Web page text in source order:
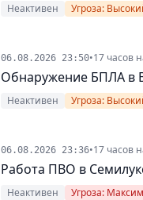
Неактивен Угроза:
06.08.2026 23:50•17 часов
Обнаружение БПЛА в
Неактивен Угроза:
06.08.2026 23:36•17 часов
Работа ПВО в
Неактивен Угроза: